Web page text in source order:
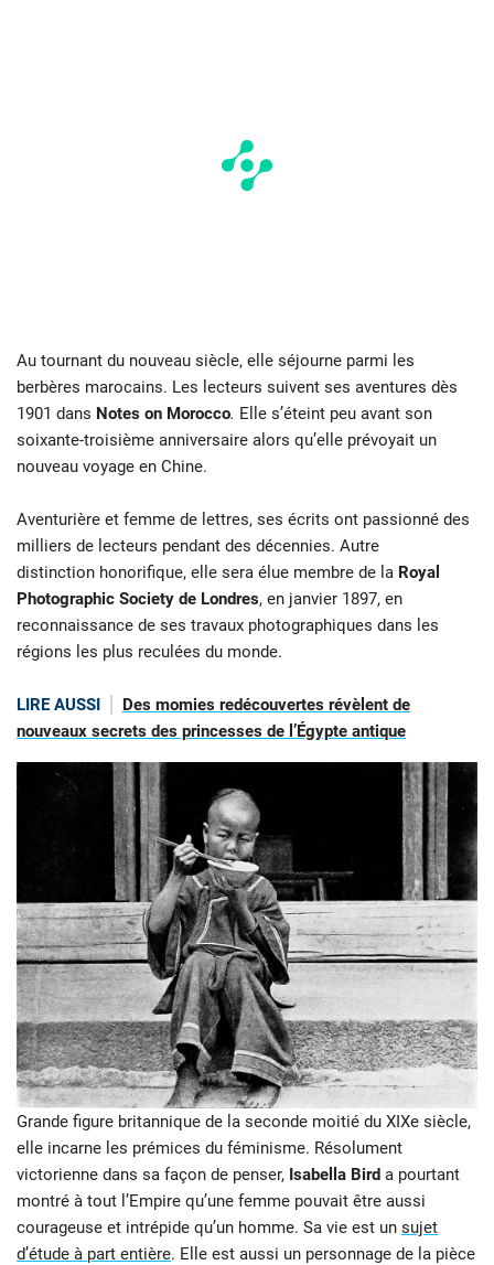
Au tournant du nouveau siècle, elle séjourne parmi les
berbères marocains. Les lecteurs suivent ses aventures dès
1901 dans Notes on Morocco. Elle s’éteint peu avant son
soixante-troisième anniversaire alors qu’elle prévoyait un
nouveau voyage en Chine.
Aventurière et femme de lettres, ses écrits ont passionné des
milliers de lecteurs pendant des décennies. Autre
distinction honorifique, elle sera élue membre de la Royal
Photographic Society de Londres, en janvier 1897, en
reconnaissance de ses travaux photographiques dans les
régions les plus reculées du monde.
LIRE AUSSI
Des momies redécouvertes révèlent de
nouveaux secrets des princesses de l’Égypte antique
Grande figure britannique de la seconde moitié du XIXe siècle,
elle incarne les prémices du féminisme. Résolument
victorienne dans sa façon de penser, Isabella Bird a pourtant
montré à tout l’Empire qu’une femme pouvait être aussi
courageuse et intrépide qu’un homme. Sa vie est un sujet
d’étude à part entière. Elle est aussi un personnage de la pièce